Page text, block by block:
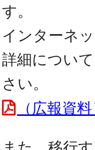
す。
インターネ
詳細につい
さい。
（広報資